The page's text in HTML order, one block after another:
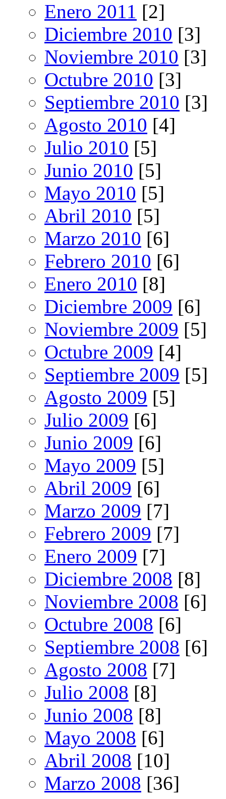
Enero 2011 [2]
Diciembre 2010 [3]
Noviembre 2010 [3]
Octubre 2010 [3]
Septiembre 2010 [3]
Agosto 2010 [4]
Julio 2010 [5]
Junio 2010 [5]
Mayo 2010 [5]
Abril 2010 [5]
Marzo 2010 [6]
Febrero 2010 [6]
Enero 2010 [8]
Diciembre 2009 [6]
Noviembre 2009 [5]
Octubre 2009 [4]
Septiembre 2009 [5]
Agosto 2009 [5]
Julio 2009 [6]
Junio 2009 [6]
Mayo 2009 [5]
Abril 2009 [6]
Marzo 2009 [7]
Febrero 2009 [7]
Enero 2009 [7]
Diciembre 2008 [8]
Noviembre 2008 [6]
Octubre 2008 [6]
Septiembre 2008 [6]
Agosto 2008 [7]
Julio 2008 [8]
Junio 2008 [8]
Mayo 2008 [6]
Abril 2008 [10]
Marzo 2008 [36]